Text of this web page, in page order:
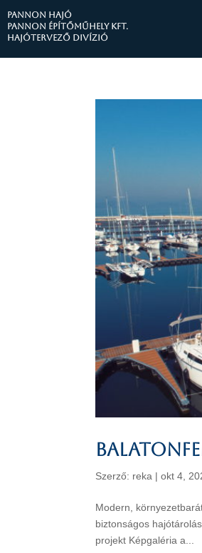
PANNON HAJÓ
Pannon Építőműhely Kft.
Hajótervező divízió
Szerző: reka |okt 4,
Modern,
biztonságos
projekt Képgaléria a...